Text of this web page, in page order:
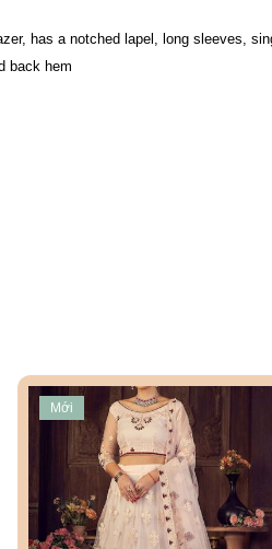
has a notched lapel, long sleeves,
back hem
Mới